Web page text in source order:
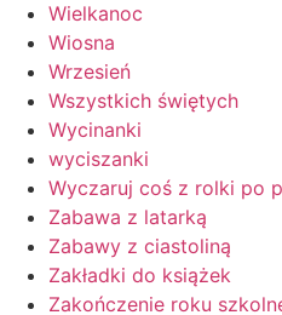
Wielkanoc
Wiosna
Wrzesień
Wszystkich świętych
Wycinanki
wyciszanki
Wyczaruj coś z rolki po
Zabawa z latarką
Zabawy z ciastoliną
Zakładki do książek
Zakończenie roku